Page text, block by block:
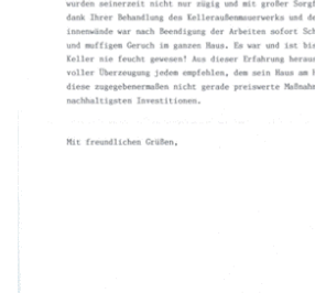
*Pflichtangaben. Ihre Daten
vertraulich behandelt.
Datenschutzhinweis gelesen